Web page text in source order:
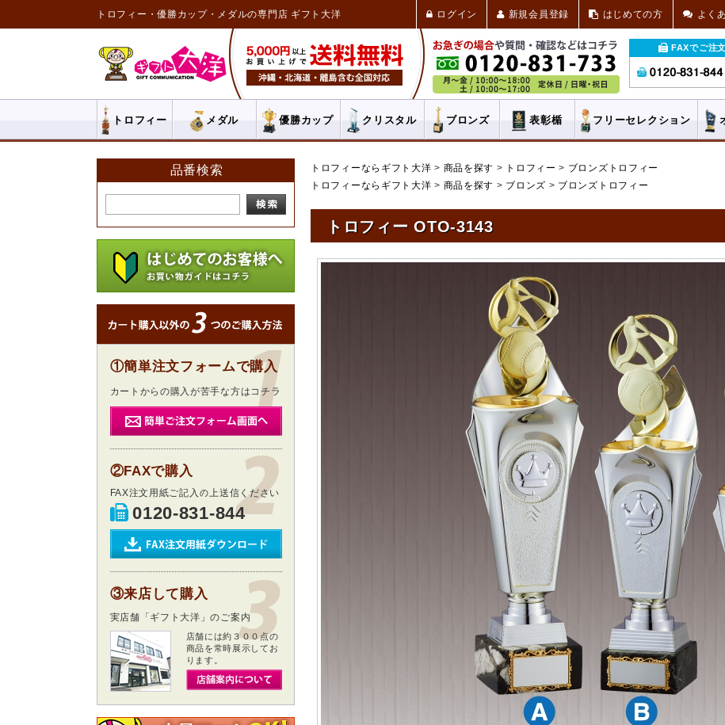
トロフィー・優勝カップ・メダルの専門店 ギフト大洋 ログイン 新規会員登録 はじめての方 よく
FAXでご注
トロフィー メダル 優勝カップ クリスタル ブロンズ 表彰楯 フリーセレクション
トロフィーならギフト大洋 商品を探す トロフィー
ブロンズトロフィー
トロフィーならギフト大洋
商品を探す ブロンズ ブロンズトロフィー
トロフィー OTO-3143
品番検索
①簡単注文フォームで購入
カートからの購入が苦手な方はコチラ
②FAXで購入
FAX注文用紙ご記入の上送信ください
0120-831-844
③来店して購入
実店舗「ギフト大洋」のご案内
店舗には約３００点の
商品を常時展示してお
ります。